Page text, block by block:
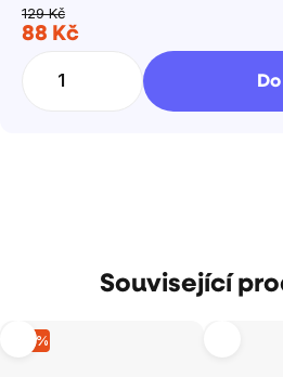
129 Kč
88 Kč
Související
–15 %